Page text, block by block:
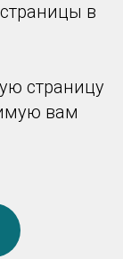
в
страницу
вам